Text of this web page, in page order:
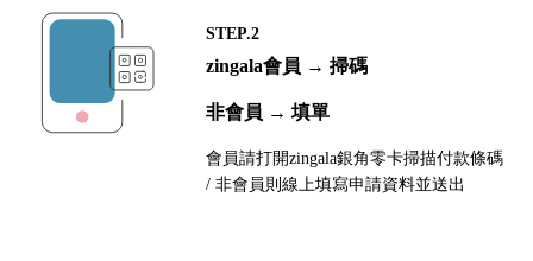
STEP.2
zingala會員 → 掃碼
非會員 → 填單
會員請打開zingala銀角零卡掃描付款條碼
/ 非會員則線上填寫申請資料並送出